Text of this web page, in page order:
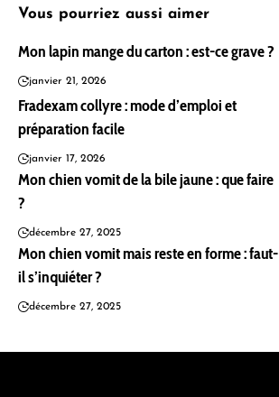
Vous pourriez aussi aimer
Mon lapin mange du carton : est-ce grave ?
janvier 21, 2026
Fradexam collyre : mode d’emploi et
préparation facile
janvier 17, 2026
Mon chien vomit de la bile jaune : que faire
?
décembre 27, 2025
Mon chien vomit mais reste en forme : faut-
il s’inquiéter ?
décembre 27, 2025